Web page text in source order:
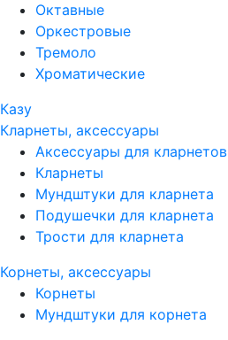
Октавные
Оркестровые
Тремоло
Хроматические
Казу
Кларнеты, аксессуары
Аксессуары для кларнетов
Кларнеты
Мундштуки для кларнета
Подушечки для кларнета
Трости для кларнета
Корнеты, аксессуары
Корнеты
Мундштуки для корнета